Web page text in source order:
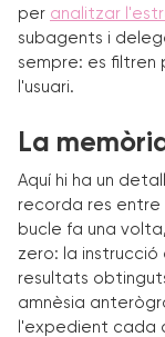
per analitzar
subagents i
sempre: es filtren
l'usuari.
La
Aquí hi ha un
recorda res entre
bucle fa una
zero: la instrucció
resultats
amnèsia
l'expedient cada